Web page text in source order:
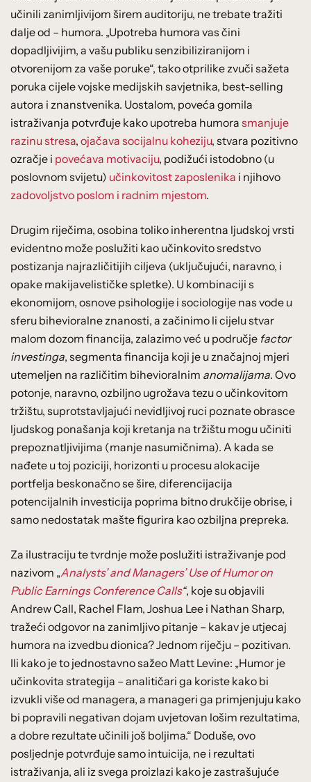
učinili zanimljivijom širem auditoriju, ne trebate tražiti
dalje od – humora. „Upotreba humora vas čini
dopadljivijim, a vašu publiku senzibiliziranijom i
otvorenijom za vaše poruke“, tako otprilike zvuči sažeta
poruka cijele vojske medijskih savjetnika, best-selling
autora i znanstvenika. Uostalom, poveća gomila
istraživanja potvrđuje kako upotreba humora smanjuje
razinu stresa, ojačava socijalnu koheziju, stvara pozitivno
ozračje i povećava motivaciju, podižući istodobno (u
poslovnom svijetu) učinkovitost zaposlenika i njihovo
zadovoljstvo poslom i radnim mjestom.
Drugim riječima, osobina toliko inherentna ljudskoj vrsti
evidentno može poslužiti kao učinkovito sredstvo
postizanja najrazličitijih ciljeva (uključujući, naravno, i
opake makijavelističke spletke). U kombinaciji s
ekonomijom, osnove psihologije i sociologije nas vode u
sferu bihevioralne znanosti, a začinimo li cijelu stvar
malom dozom financija, zalazimo već u područje factor
investinga, segmenta financija koji je u značajnoj mjeri
utemeljen na različitim bihevioralnim anomalijama. Ovo
potonje, naravno, ozbiljno ugrožava tezu o učinkovitom
tržištu, suprotstavljajući nevidljivoj ruci poznate obrasce
ljudskog ponašanja koji kretanja na tržištu mogu učiniti
prepoznatljivijima (manje nasumičnima). A kada se
nađete u toj poziciji, horizonti u procesu alokacije
portfelja beskonačno se šire, diferencijacija
potencijalnih investicija poprima bitno drukčije obrise, i
samo nedostatak mašte figurira kao ozbiljna prepreka.
Za ilustraciju te tvrdnje može poslužiti istraživanje pod
nazivom „Analysts’ and Managers’ Use of Humor on
Public Earnings Conference Calls“, koje su objavili
Andrew Call, Rachel Flam, Joshua Lee i Nathan Sharp,
tražeći odgovor na zanimljivo pitanje – kakav je utjecaj
humora na izvedbu dionica? Jednom riječju – pozitivan.
Ili kako je to jednostavno sažeo Matt Levine: „Humor je
učinkovita strategija – analitičari ga koriste kako bi
izvukli više od managera, a manageri ga primjenjuju kako
bi popravili negativan dojam uvjetovan lošim rezultatima,
a dobre rezultate učinili još boljima.“ Doduše, ovo
posljednje potvrđuje samo intuicija, ne i rezultati
istraživanja, ali iz svega proizlazi kako je zastrašujuće